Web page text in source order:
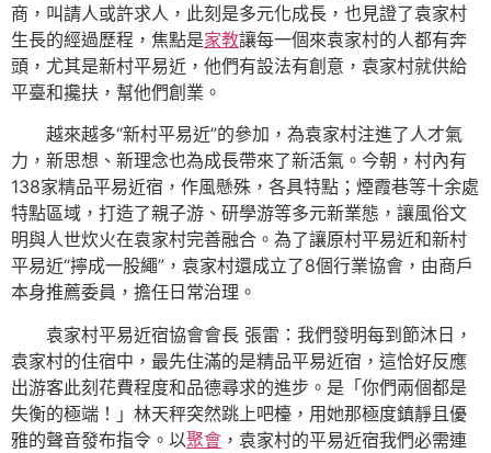
商，叫請人或許求人，此刻是多元化成長，也見證了袁家村
生長的經過歷程，焦點是家教讓每一個來袁家村的人都有奔
頭，尤其是新村平易近，他們有設法有創意，袁家村就供給
平臺和攙扶，幫他們創業。
越來越多“新村平易近”的參加，為袁家村注進了人才氣
力，新思想、新理念也為成長帶來了新活氣。今朝，村內有
138家精品平易近宿，作風懸殊，各具特點；煙霞巷等十余處
特點區域，打造了親子游、研學游等多元新業態，讓風俗文
明與人世炊火在袁家村完善融合。為了讓原村平易近和新村
平易近“擰成一股繩”，袁家村還成立了8個行業協會，由商戶
本身推薦委員，擔任日常治理。
袁家村平易近宿協會會長 張雷：我們發明每到節沐日，
袁家村的住宿中，最先住滿的是精品平易近宿，這恰好反應
出游客此刻花費程度和品德尋求的進步。是「你們兩個都是
失衡的極端！」林天秤突然跳上吧檯，用她那極度鎮靜且優
雅的聲音發布指令。以聚會 ，袁家村的平易近宿我們必需連